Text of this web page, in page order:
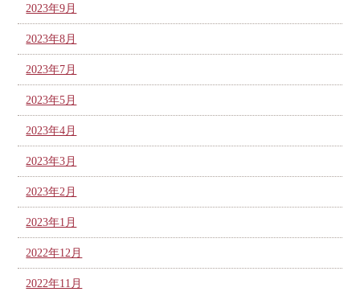
2023年9月
2023年8月
2023年7月
2023年5月
2023年4月
2023年3月
2023年2月
2023年1月
2022年12月
2022年11月